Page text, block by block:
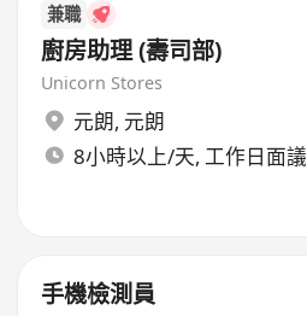
兼職
廚房助理 (壽司部)
Unicorn Stores
元朗, 元朗
8小時以上/天, 工作日面議
手機檢測員